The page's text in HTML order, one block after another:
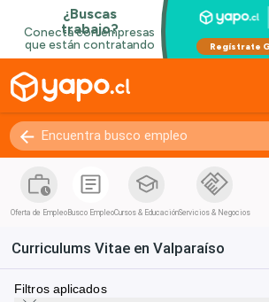
Oferta de Empleo Busco EmpleoCursos & EducaciónServicios & Negocios
Curriculums Vitae en Valparaíso
Filtros aplicados